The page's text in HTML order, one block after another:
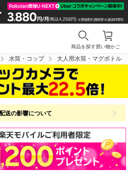
買い物かご
商品を探す
水筒・コップ 大人用水筒・マグボトル
送の影響について